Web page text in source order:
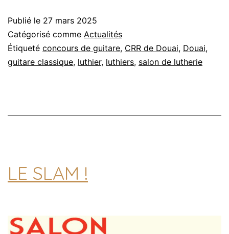
Publié le 27 mars 2025
Catégorisé comme Actualités
Étiqueté concours de guitare, CRR de Douai, Douai,
guitare classique, luthier, luthiers, salon de lutherie
LE SLAM !